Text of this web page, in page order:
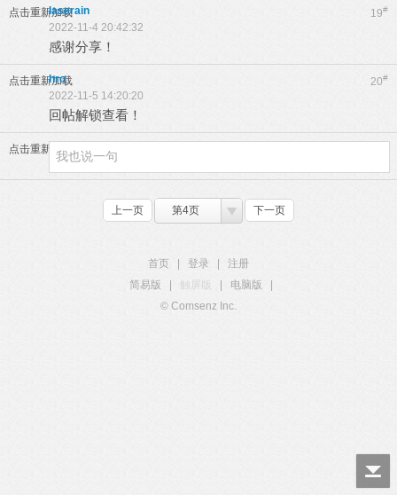
点击重新加载 19#
laserain
2022-11-4 20:42:32
感谢分享！
点击重新加载 20#
hro
2022-11-5 14:20:20
回帖解锁查看！
点击重新加载
上一页 第4页 下一页
首页 登录
注册
简易版
触屏版 电脑版
© Comsenz Inc.